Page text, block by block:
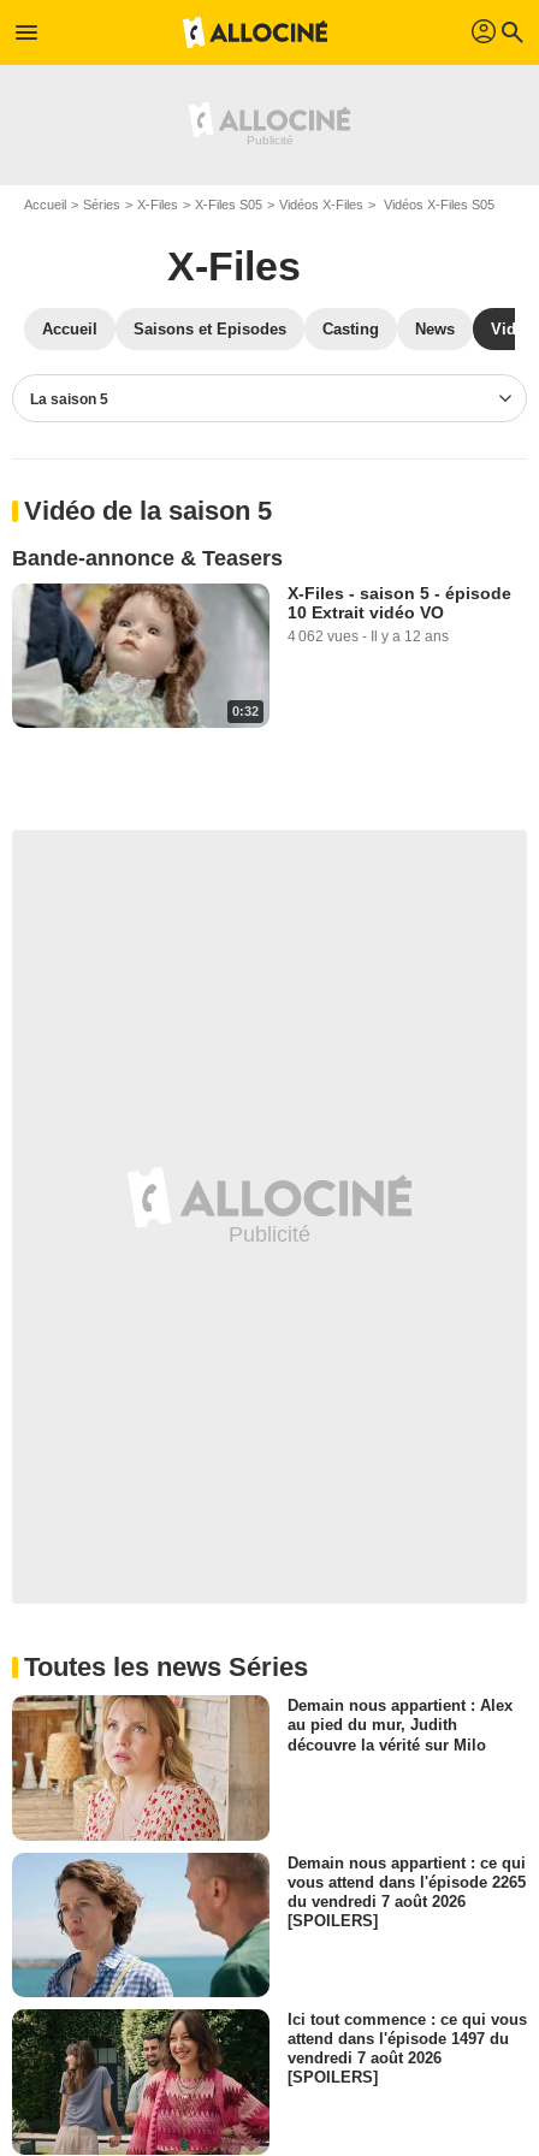
menu profil search
Accueil Séries X-Files X-Files S05 Vidéos X-Files Vidéos X-Files S05
X-Files
Accueil Saisons et Episodes Casting News
La saison 5
Vidéo de la saison 5
Bande-annonce & Teasers
0:32
X-Files - saison 5 - épisode
10 Extrait vidéo VO
4 062 vues - Il y a 12 ans
Toutes les news Séries
Demain nous appartient : Alex
au pied du mur, Judith
découvre la vérité sur Milo
Demain nous appartient : ce qui
vous attend dans l'épisode 2265
du vendredi 7 août 2026
[SPOILERS]
Ici tout commence : ce qui vous
attend dans l'épisode 1497 du
vendredi 7 août 2026
[SPOILERS]